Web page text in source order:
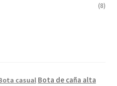
(8)
casual Bota de caña alta